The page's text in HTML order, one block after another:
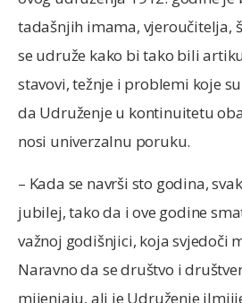
tadašnjih imama, vjeroučitelja,
se udruže kako bi tako bili
stavovi, težnje i problemi koje
da Udruženje u kontinuitetu
nosi univerzalnu poruku.
– Kada se navrši sto godina,
jubilej, tako da i ove godine
važnoj godišnjici, koja svjedoči
Naravno da se društvo i
mijenjaju, ali je Udruženje